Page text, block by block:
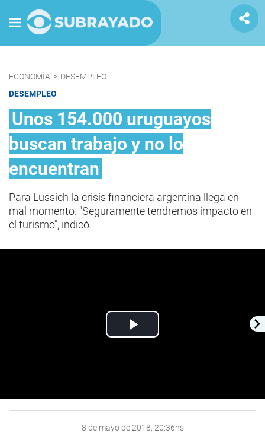
ECONOMÍA > DESEMPLEO
DESEMPLEO
Unos 154.000 uruguayos
buscan trabajo y no lo
encuentran
Para Lussich la crisis financiera argentina llega en
mal momento. "Seguramente tendremos impacto en
el turismo", indicó.
Play
8 de mayo de 2018, 20:36hs